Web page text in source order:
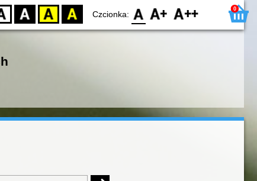
BW YB BY Czcionka: F0 F1 F2 0